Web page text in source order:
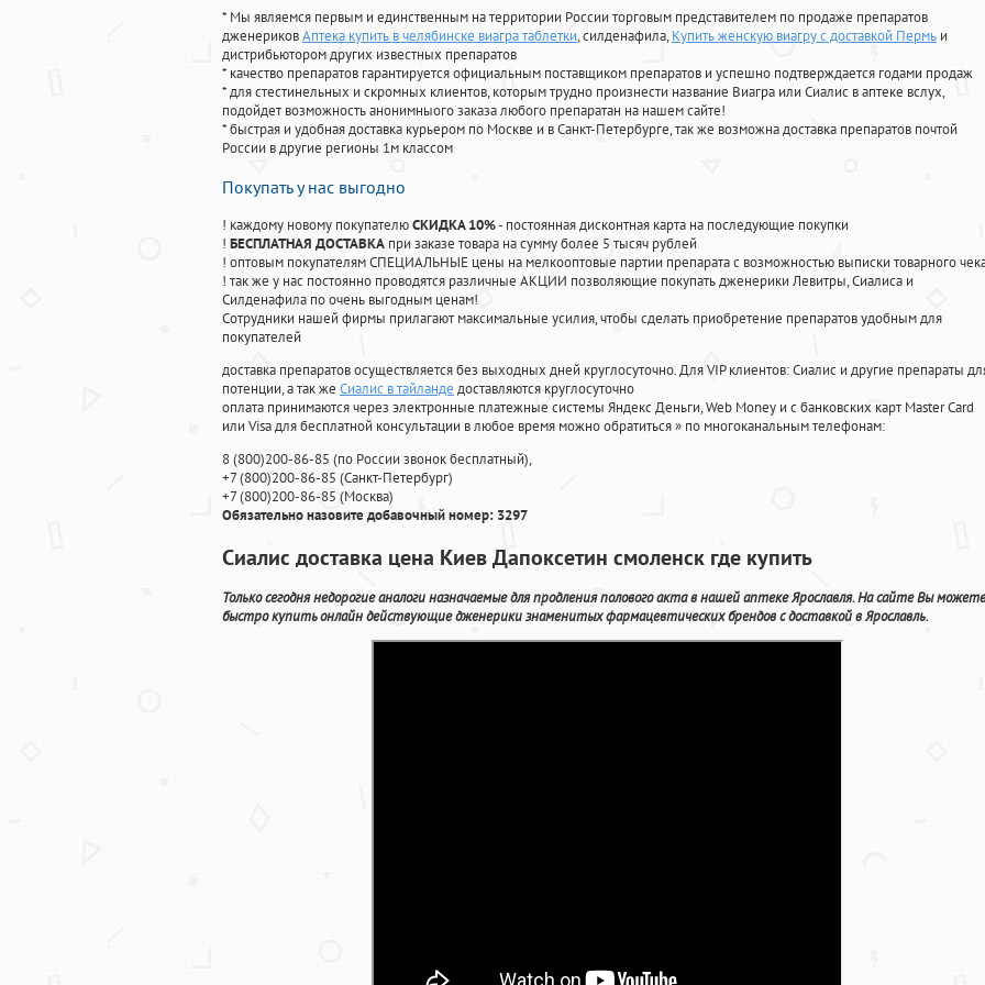
* Мы являемся первым и единственным на территории России торговым представителем по продаже препаратов
дженериковАптека купить в челябинске виагра таблетки, силденафила, Купить женскую виагру с доставкой Пермь и
дистрибьютором других известных препаратов
* качество препаратов гарантируется официальным поставщиком препаратов и успешно подтверждается годами продаж
* для стестинельных и скромных клиентов, которым трудно произнести название Виагра или Сиалис в аптеке вслух,
подойдет возможность анонимныого заказа любого препаратан на нашем сайте!
* быстрая и удобная доставка курьером по Москве и в Санкт-Петербурге, так же возможна доставка препаратов почтой
России в другие регионы 1м классом
Покупать у нас выгодно
! каждому новому покупателюСКИДКА 10%- постоянная дисконтная карта на последующие покупки
! БЕСПЛАТНАЯ ДОСТАВКА при заказе товара на сумму более 5 тысяч рублей
! оптовым покупателям СПЕЦИАЛЬНЫЕ цены на мелкооптовые партии препарата с возможностью выписки товарного
! так же у нас постоянно проводятся различные АКЦИИ позволяющие покупать дженерики Левитры, Сиалиса и
Силденафила по очень выгодным ценам!
Cотрудники нашей фирмы прилагают максимальные усилия, чтобы сделать приобретение препаратов удобным для
покупателей
доставка препаратов осуществляется без выходных дней круглосуточно. Для VIP клиентов: Сиалис и другие препараты
потенции, а так же Сиалис в тайланде доставляются круглосуточно
оплата принимаются через электронные платежные системы Яндекс Деньги, Web Money и с банковских карт Master Card
или Visa для бесплатной консультации в любое время можно обратиться» по многоканальным телефонам:
8(800)200-86-85 (по России звонок бесплатный),
+7(800)200-86-85 (Санкт-Петербург)
+7(800)200-86-85 (Москва)
Обязательно назовите добавочный номер: 3297
Сиалис доставка цена Киев Дапоксетин смоленск где купить
Только сегодня недорогие аналоги назначаемые для продления полового акта в нашей аптеке Ярославля. На сайте Вы можете
быстро купить онлайн действующие дженерики знаменитых фармацевтических брендов с доставкой в Ярославль.